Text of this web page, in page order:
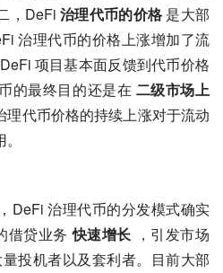
，DeFi 治理代币的价格 是大部
治理代币的价格上涨增加了流
项目基本面反馈到代币价格
的最终目的还是在 二级市场上
理代币价格的持续上涨对于流动
DeFi 治理代币的分发模式确实
借贷业务 快速增长 ，引发市场
投机者以及套利者。目前大部